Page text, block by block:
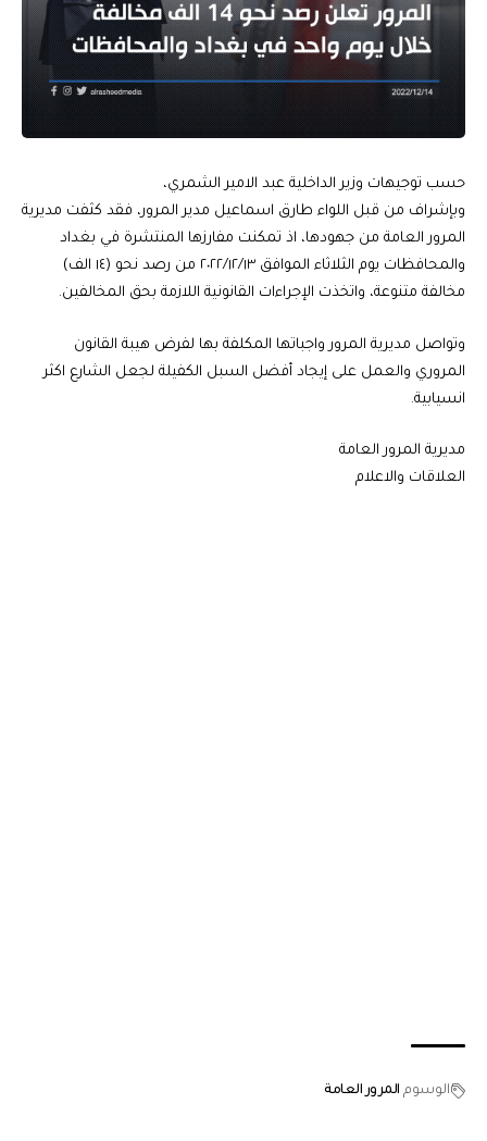
حسب توجيهات وزير الداخلية عبد الامير الشمري،
وبإشراف من قبل اللواء طارق اسماعيل مدير المرور، فقد كثفت مديرية
المرور العامة من جهودها، اذ تمكنت مفارزها المنتشرة في بغداد
والمحافظات يوم الثلاثاء الموافق ٢٠٢٢/١٢/١٣ من رصد نحو (١٤ الف)
مخالفة متنوعة، واتخذت الإجراءات القانونية اللازمة بحق المخالفين.
وتواصل مديرية المرور واجباتها المكلفة بها لفرض هيبة القانون
المروري والعمل على إيجاد أفضل السبل الكفيلة لجعل الشارع اكثر
انسيابية.
مديرية المرور العامة
العلاقات والاعلام
الوسوم المرور العامة